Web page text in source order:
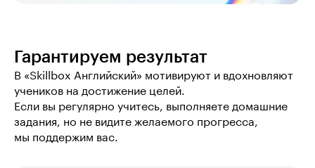
Гарантируем результат
В «Skillbox Английский» мотивируют и вдохновляют
учеников на достижение целей.
Если вы регулярно учитесь, выполняете домашние
задания, но не видите желаемого прогресса,
мы поддержим вас.